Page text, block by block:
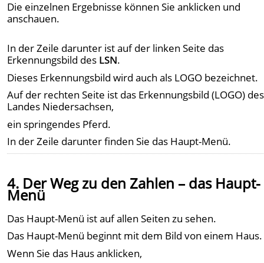
Die einzelnen Ergebnisse können Sie anklicken und
anschauen.
In der Zeile darunter ist auf der linken Seite das
Erkennungsbild des LSN.
Dieses Erkennungsbild wird auch als LOGO bezeichnet.
Auf der rechten Seite ist das Erkennungsbild (LOGO) des
Landes Niedersachsen,
ein springendes Pferd.
In der Zeile darunter finden Sie das Haupt-Menü.
4. Der Weg zu den Zahlen – das Haupt-
Menü
Das Haupt-Menü ist auf allen Seiten zu sehen.
Das Haupt-Menü beginnt mit dem Bild von einem Haus.
Wenn Sie das Haus anklicken,